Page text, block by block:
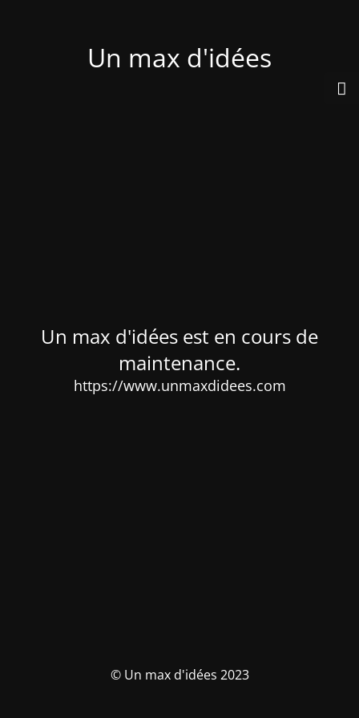
Un max d'idées
Un max d'idées est en cours de
maintenance.
https://www.unmaxdidees.com
© Un max d'idées 2023